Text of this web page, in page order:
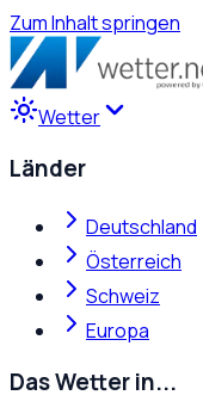
Zum Inhalt springen
Wetter
Länder
Deutschland
Österreich
Schweiz
Europa
Das Wetter in...